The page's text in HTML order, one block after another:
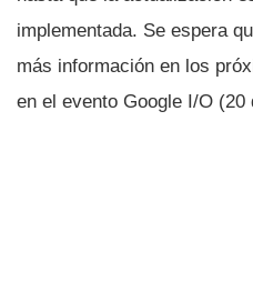
implementada. Se espera
más información en los
en el evento Google I/O (20